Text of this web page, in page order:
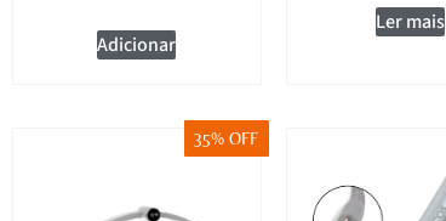
Adicionar
Ler mais
35% OFF